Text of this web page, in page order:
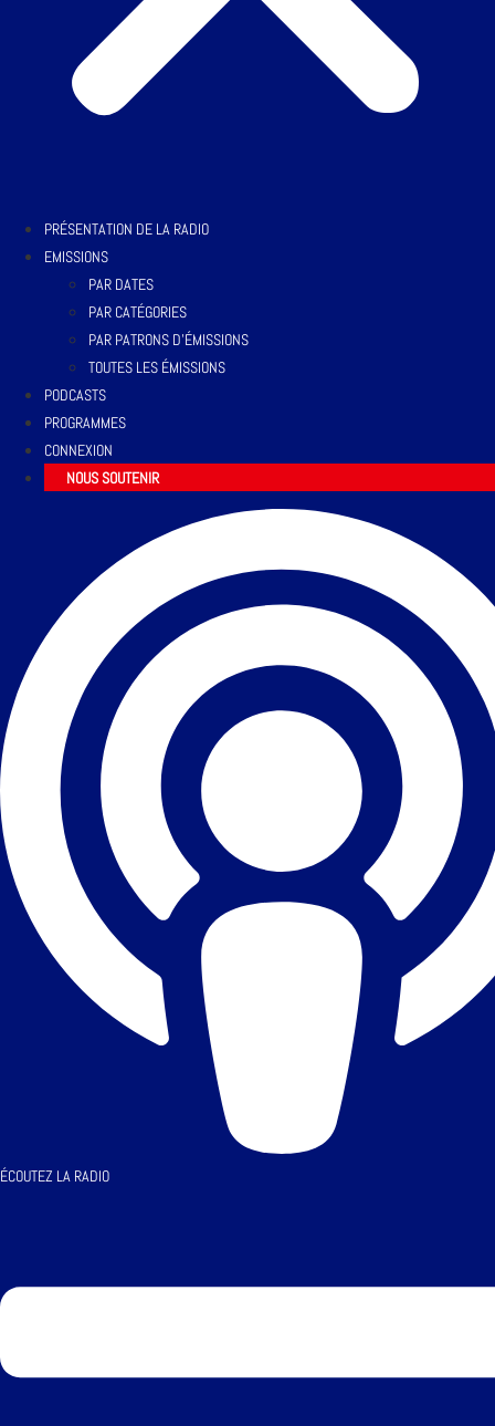
PRÉSENTATION DE LA RADIO
EMISSIONS
PAR DATES
PAR CATÉGORIES
PAR PATRONS D’ÉMISSIONS
TOUTES LES ÉMISSIONS
PODCASTS
PROGRAMMES
CONNEXION
NOUS SOUTENIR
ÉCOUTEZ LA RADIO